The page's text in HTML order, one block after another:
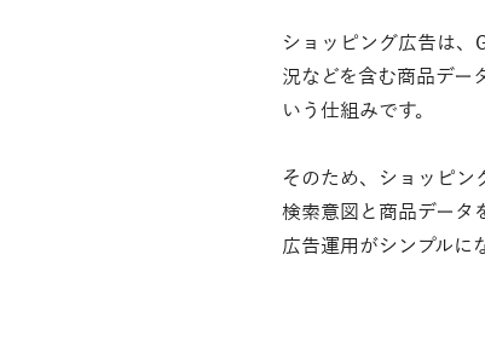
ショッピング広告は
況などを含む商品デー
いう仕組みです。
そのため、ショッピン
検索意図と商品データ
広告運用がシンプルに